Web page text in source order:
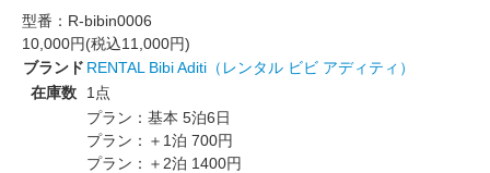
型番： R-bibin0006
10,000円(税込11,000円)
ブランド RENTAL Bibi Aditi（レンタル ビビ アディティ）
在庫数
1点
プラン：基本 5泊6日
プラン：＋1泊 700円
プラン：＋2泊 1400円